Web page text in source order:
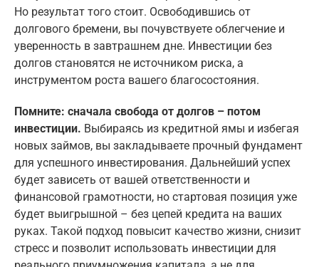
Но результат того стоит. Освободившись от
долгового бремени, вы почувствуете облегчение и
уверенность в завтрашнем дне. Инвестиции без
долгов становятся не источником риска, а
инструментом роста вашего благосостояния.
Помните: сначала свобода от долгов – потом
инвестиции. Выбираясь из кредитной ямы и избегая
новых займов, вы закладываете прочный фундамент
для успешного инвестирования. Дальнейший успех
будет зависеть от вашей ответственности и
финансовой грамотности, но стартовая позиция уже
будет выигрышной – без цепей кредита на ваших
руках. Такой подход повысит качество жизни, снизит
стресс и позволит использовать инвестиции для